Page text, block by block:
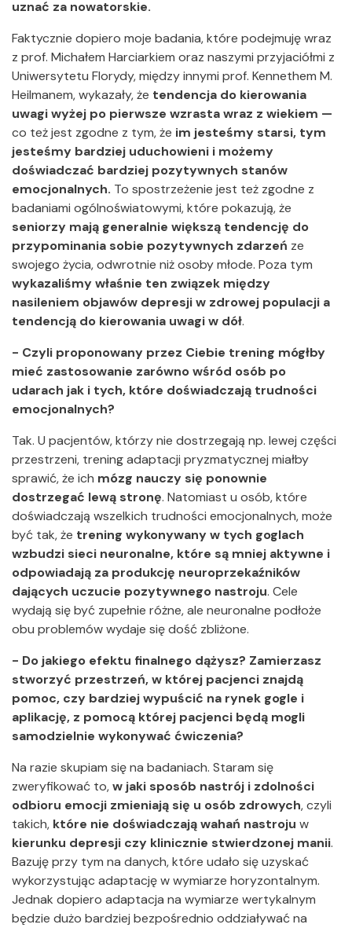
uznać za nowatorskie.
Faktycznie dopiero moje badania, które podejmuję wraz
z prof. Michałem Harciarkiem oraz naszymi przyjaciółmi z
Uniwersytetu Florydy,między innymi prof. Kennethem M.
Heilmanem, wykazały, że tendencja do kierowania
uwagi wyżej po pierwsze wzrasta wraz z wiekiem —
co też jest zgodne z tym, że im jesteśmy starsi, tym
jesteśmy bardziej uduchowieni i możemy
doświadczać bardziej pozytywnych stanów
emocjonalnych. To spostrzeżenie jest też zgodne z
badaniami ogólnoświatowymi, które pokazują, że
seniorzy mają generalnie większą tendencję do
przypominania sobie pozytywnych zdarzeń ze
swojego życia, odwrotnie niż osoby młode. Poza tym
wykazaliśmy właśnie ten związek między
nasileniem objawów depresji w zdrowej populacji a
tendencją do kierowania uwagi w dół.
- Czyli proponowany przez Ciebie trening mógłby
mieć zastosowanie zarówno wśród osób po
udarach jak i tych, które doświadczają trudności
emocjonalnych?
Tak. U pacjentów, którzy nie dostrzegają np. lewej części
przestrzeni, trening adaptacji pryzmatycznej miałby
sprawić, że ich mózg nauczy się ponownie
dostrzegać lewą stronę. Natomiast u osób, które
doświadczają wszelkich trudności emocjonalnych, może
być tak, że trening wykonywany w tych goglach
wzbudzi sieci neuronalne, które są mniej aktywne i
odpowiadają za produkcję neuroprzekaźników
dających uczucie pozytywnego nastroju. Cele
wydają się być zupełnie różne, ale neuronalne podłoże
obu problemów wydaje się dość zbliżone.
- Do jakiego efektu finalnego dążysz? Zamierzasz
stworzyć przestrzeń, w której pacjenci znajdą
pomoc, czy bardziej wypuścić na rynek gogle i
aplikację, z pomocą której pacjenci będą mogli
samodzielnie wykonywać ćwiczenia?
Na razie skupiam się na badaniach. Staram się
zweryfikować to,w jaki sposób nastrój i zdolności
odbioru emocji zmieniają się u osób zdrowych, czyli
takich, które nie doświadczają wahań nastroju w
kierunku depresji czy klinicznie stwierdzonej manii.
Bazuję przy tym na danych, które udało się uzyskać
wykorzystując adaptację w wymiarze horyzontalnym.
Jednak dopiero adaptacja na wymiarze wertykalnym
będzie dużo bardziej bezpośrednio oddziaływać na